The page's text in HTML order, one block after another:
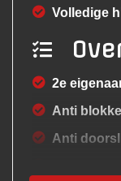
Volledige
2e
Anti
Anti